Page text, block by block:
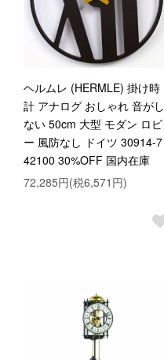
ヘルムレ (HERMLE) 掛け時
計 アナログ おしゃれ 音がし
ない 50cm 大型 モダン ロビ
ー 風防なし ドイツ 30914-7
42100 30%OFF 国内在庫
72,285円(税6,571円)